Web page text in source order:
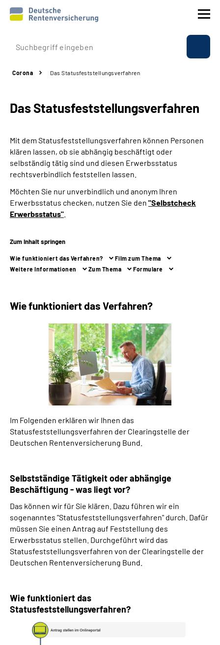
Prävention
Rente
Beratung & Kontakt
Experten
Über uns & Presse
Online-Services
Suche
Language
Leichte Sprache
Mein Kundenportal
Corona Das Statusfeststellungs­verfahren
Das Statusfeststellungs­verfahren
Mit dem Statusfeststellungsverfahren können Personen
klären lassen, ob sie abhängig beschäftigt oder
selbständig tätig sind und diesen Erwerbsstatus
rechtsverbindlich feststellen lassen.
Möchten Sie nur unverbindlich und anonym Ihren
Erwerbsstatus checken, nutzen Sie den "Selbstcheck
Erwerbsstatus"
Zum Inhalt springen
Wie funktioniert das Verfahren?
Film zum Thema
Weitere Informationen
Zum Thema Formulare
Wie funktioniert das Verfahren?
Im Folgenden erklären wir Ihnen das
Statusfeststellungsverfahren der Clearingstelle der
Deutschen Rentenversicherung Bund.
Selbstständige Tätigkeit oder abhängige
Beschäftigung - was liegt vor?
Das können wir für Sie klären. Dazu führen wir ein
sogenanntes "Statusfeststellungsverfahren" durch. Dafür
müssen Sie einen Antrag auf Feststellung des
Erwerbsstatus stellen. Durchgeführt wird das
Statusfeststellungsverfahren von der Clearingstelle der
Deutschen Rentenversicherung Bund.
Wie funktioniert das
Statusfeststellungsverfahren?